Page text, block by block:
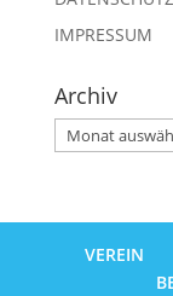
IMPRESSUM
Archiv
Archiv
VEREIN